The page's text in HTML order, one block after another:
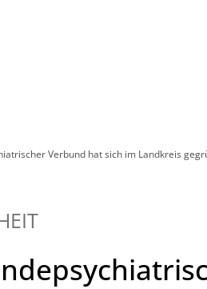
Verbund hat sich im Landkreis